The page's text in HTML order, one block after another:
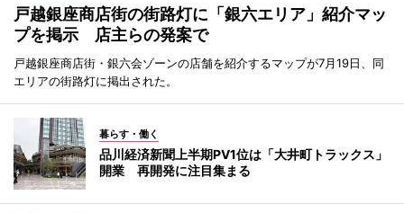
戸越銀座商店街の街路灯に「銀六エリア」紹介マッ
プを掲示 店主らの発案で
戸越銀座商店街・銀六会ゾーンの店舗を紹介するマップが7月19日、同
エリアの街路灯に掲出された。
暮らす・働く
品川経済新聞上半期PV1位は「大井町トラックス」
開業 再開発に注目集まる